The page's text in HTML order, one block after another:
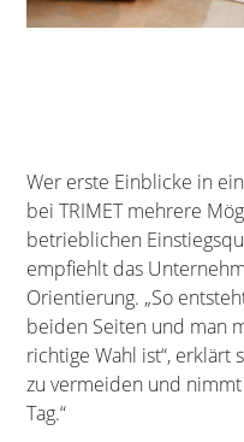
Wer erste Einblicke in
bei TRIMET mehrere
betrieblichen
empfiehlt das
Orientierung. „So
beiden Seiten und man
richtige Wahl ist“, erklärt
zu vermeiden und
Tag.“